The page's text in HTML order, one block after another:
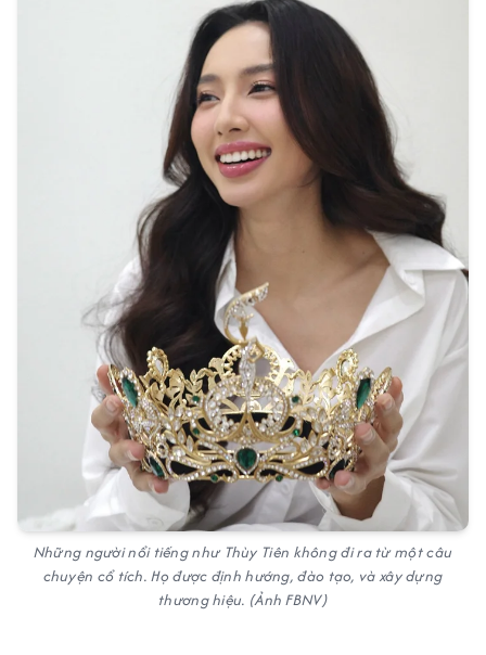
Những người nổi tiếng như Thùy Tiên không đi ra từ một câu
chuyện cổ tích. Họ được định hướng, đào tạo, và xây dựng
thương hiệu. (Ảnh FBNV)